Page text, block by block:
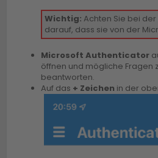
Wichtig: Achten Sie bei
darauf, dass sie von der
Microsoft Authenticator
öffnen und mögliche Fragen
beantworten.
Auf das + Zeichen in der